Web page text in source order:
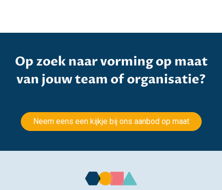
Op zoek naar vorming op maat
van jouw team of organisatie?
Neem eens een kijkje bij ons aanbod op maat